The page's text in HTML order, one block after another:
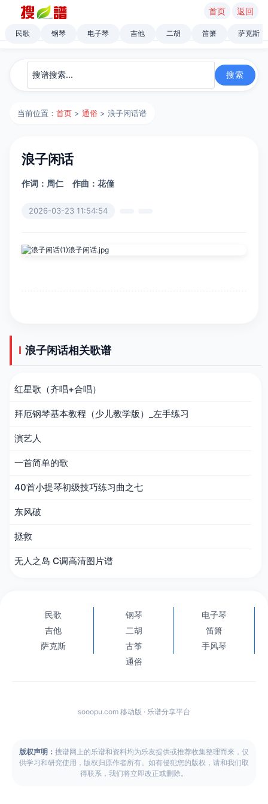
首页 返回
民歌 钢琴 电子琴 吉他 二胡 笛箫 萨克斯
当前位置：首页 >通俗 > 浪子闲话谱
浪子闲话
作词：周仁 作曲：花僮
2026-03-23 11:54:54
浪子闲话相关歌谱
红星歌（齐唱+合唱）
拜厄钢琴基本教程（少儿教学版）_左手练习
演艺人
一首简单的歌
40首小提琴初级技巧练习曲之七
东风破
拯救
无人之岛 C调高清图片谱
民歌 钢琴
电子琴
吉他
二胡
笛箫
萨克斯
古筝
手风琴
通俗
sooopu.com 移动版 · 乐谱分享平台
版权声明： 搜谱网上的乐谱和资料均为乐友提供或推荐收集整理而来，仅
供学习和研究使用，版权归原作者所有。如有侵犯您的版权，请和我们取
得联系，我们将立即改正或删除。